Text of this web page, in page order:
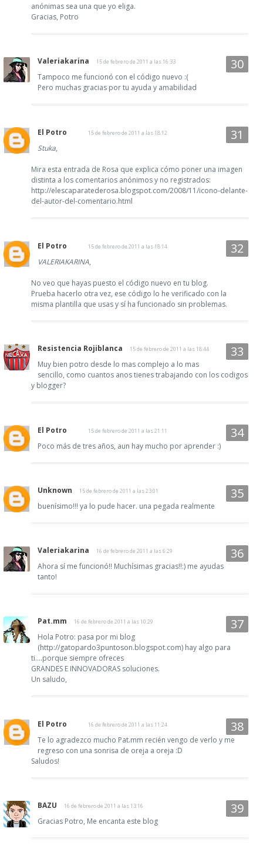
anónimas sea una que yo eliga.
Gracias, Potro
Valeriakarina 15 de febrero de 2011 a las 16:33
Tampoco me funcionó con el código nuevo :(
Pero muchas gracias por tu ayuda y amabilidad
El Potro 15 de febrero de 2011 a las 18:12
Stuka,
Mira esta entrada de Rosa que explica cómo poner una imagen
distinta a los comentarios anónimos y no registrados:
http://elescaparatederosa.blogspot.com/2008/11/icono-delante-
del-autor-del-comentario.html
El Potro 15 de febrero de 2011 a las 18:14
VALERIAKARINA,
No veo que hayas puesto el código nuevo en tu blog.
Prueba hacerlo otra vez, ese código lo he verificado con la
misma plantilla que usas y sí ha funcionado sin problemas.
Resistencia Rojiblanca 15 de febrero de 2011 a las 18:44
Muy bien potro desde lo mas complejo a lo mas
sencillo, como cuantos anos tienes trabajando con los codigos
y blogger?
El Potro 15 de febrero de 2011 a las 21:11
Poco más de tres años, aun hay mucho por aprender :)
Unknown 15 de febrero de 2011 a las 23:01
buenísimo!!! ya lo pude hacer. una pegada realmente
Valeriakarina 16 de febrero de 2011 a las 6:29
Ahora sí me funcionó!! Muchísimas gracias!!:) me ayudas
tanto!
Pat.mm 16 de febrero de 2011 a las 10:29
Hola Potro: pasa por mi blog
(http://gatopardo3puntoson.blogspot.com) hay algo para
ti....porque siempre ofreces
GRANDES E INNOVADORAS soluciones.
Un saludo,
El Potro 16 de febrero de 2011 a las 11:24
Te lo agradezco mucho Pat.mm recién vengo de verlo y me
regreso con una sonrisa de oreja a oreja :D
Saludos!
BAZU 16 de febrero de 2011 a las 13:16
Gracias Potro, Me encanta este blog